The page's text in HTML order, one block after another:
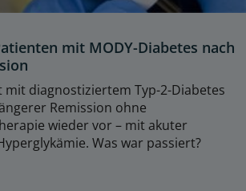
mit MODY-Diabetes nach
mit diagnostiziertem Typ-2-Diabetes
Remission ohne
wieder vor – mit akuter
Was war passiert?